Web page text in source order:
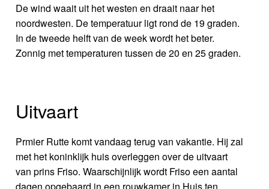
De wind waait uit het westen en draait naar het
noordwesten. De temperatuur ligt rond de 19 graden.
In de tweede helft van de week wordt het beter.
Zonnig met temperaturen tussen de 20 en 25 graden.
Uitvaart
Prmier Rutte komt vandaag terug van vakantie. Hij zal
met het koninklijk huis overleggen over de uitvaart
van prins Friso. Waarschijnlijk wordt Friso een aantal
dagen opgebaard in een rouwkamer in Huis ten